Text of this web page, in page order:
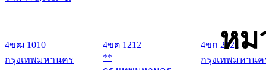
หม
4ขฒ 1010
กรุงเทพมหานคร
4ขต 1212
**
4ขก 2121
กรุงเทพมหานค